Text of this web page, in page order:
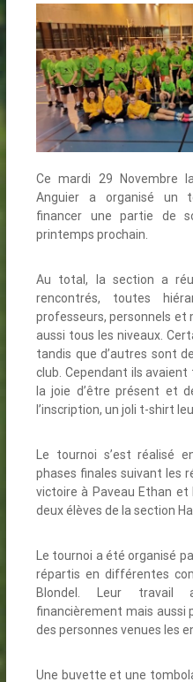
Ce mardi 29 Novembre
Anguier a organisé un
financer une partie de
printemps prochain.
Au total, la section a
rencontrés, toutes
professeurs, personnels et
aussi tous les niveaux.
tandis que d’autres sont
club. Cependant ils
la joie d’être présent et
l’inscription, un joli t-shirt
Le tournoi s’est réalisé
phases finales suivant les
victoire à Paveau Ethan
deux élèves de la section
Le tournoi a été organisé
répartis en différentes
Blondel. Leur travail
financièrement mais aussi
des personnes venues les
Une buvette et une